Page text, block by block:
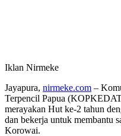
Iklan Nirmeke
Jayapura, nirmeke.com –
Terpencil Papua
merayakan Hut ke-2 tahun
dan bekerja untuk membantu
Korowai.